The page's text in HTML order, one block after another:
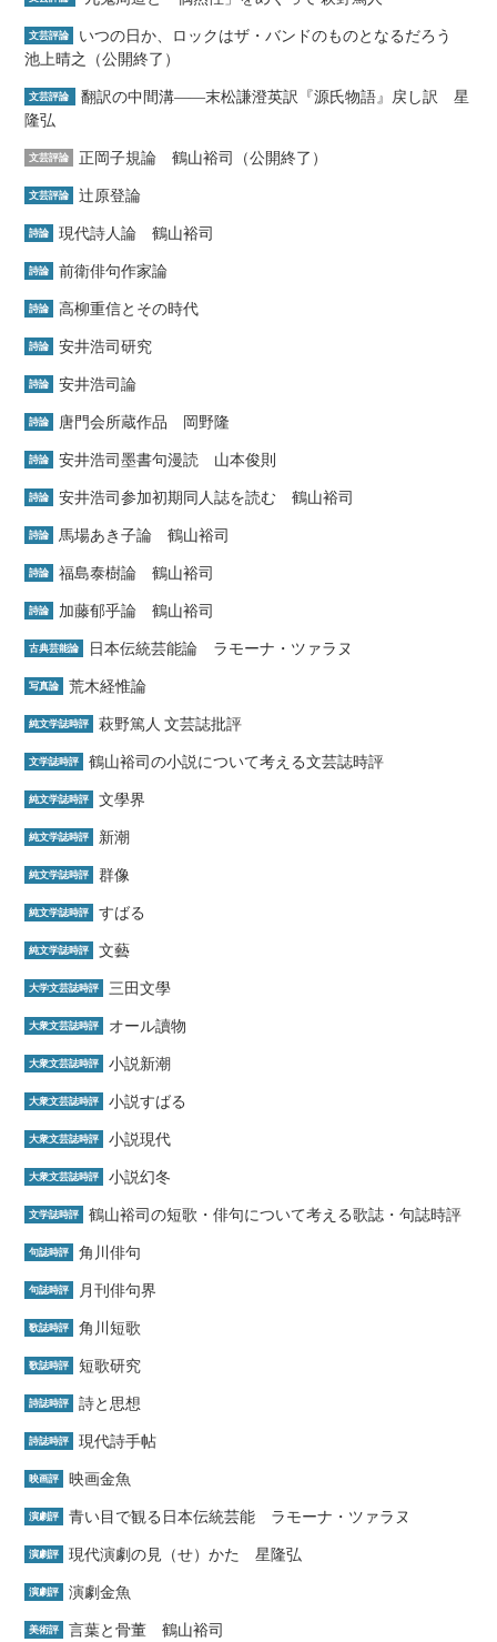
文芸評論
いつの日か、ロックはザ・バンドのものとなるだろう
池上晴之（公開終了）
文芸評論
翻訳の中間溝――末松謙澄英訳『源氏物語』戻し訳 星
隆弘
文芸評論 正岡子規論 鶴山裕司（公開終了）
文芸評論 辻原登論
詩論 現代詩人論 鶴山裕司
詩論 前衛俳句作家論
詩論 高柳重信とその時代
詩論 安井浩司研究
詩論 安井浩司論
詩論 唐門会所蔵作品 岡野隆
詩論 安井浩司墨書句漫読 山本俊則
詩論 安井浩司参加初期同人誌を読む 鶴山裕司
詩論 馬場あき子論 鶴山裕司
詩論 福島泰樹論 鶴山裕司
詩論 加藤郁乎論 鶴山裕司
古典芸能論 日本伝統芸能論 ラモーナ・ツァラヌ
写真論 荒木経惟論
純文学誌時評 萩野篤人 文芸誌批評
文学誌時評 鶴山裕司の小説について考える文芸誌時評
純文学誌時評 文學界
純文学誌時評 新潮
純文学誌時評 群像
純文学誌時評 すばる
純文学誌時評 文藝
大学文芸誌時評 三田文學
大衆文芸誌時評 オール讀物
大衆文芸誌時評 小説新潮
大衆文芸誌時評 小説すばる
大衆文芸誌時評 小説現代
大衆文芸誌時評 小説幻冬
文学誌時評 鶴山裕司の短歌・俳句について考える歌誌・句誌時評
句誌時評 角川俳句
句誌時評 月刊俳句界
歌誌時評 角川短歌
歌誌時評 短歌研究
詩誌時評 詩と思想
詩誌時評 現代詩手帖
映画評 映画金魚
演劇評 青い目で観る日本伝統芸能 ラモーナ・ツァラヌ
演劇評 現代演劇の見（せ）かた 星隆弘
演劇評 演劇金魚
美術評 言葉と骨董 鶴山裕司